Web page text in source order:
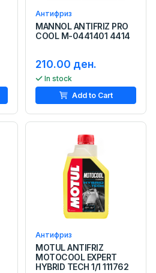
Антифриз
MANNOL ANTIFRIZ PRO
COOL M-0441401 4414
210.00 ден.
In stock
Add to Cart
Антифриз
MOTUL ANTIFRIZ
MOTOCOOL EXPERT
HYBRID TECH 1/1 111762